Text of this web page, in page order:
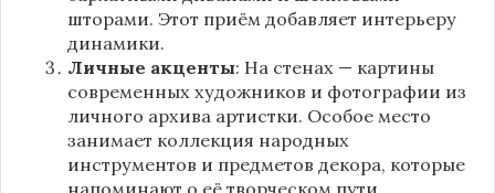
шторами. Этот приём добавляет интерьеру
динамики.
Личные акценты: На стенах — картины
современных художников и фотографии из
личного архива артистки. Особое место
занимает коллекция народных
инструментов и предметов декора, которые
напоминают о её творческом пути.